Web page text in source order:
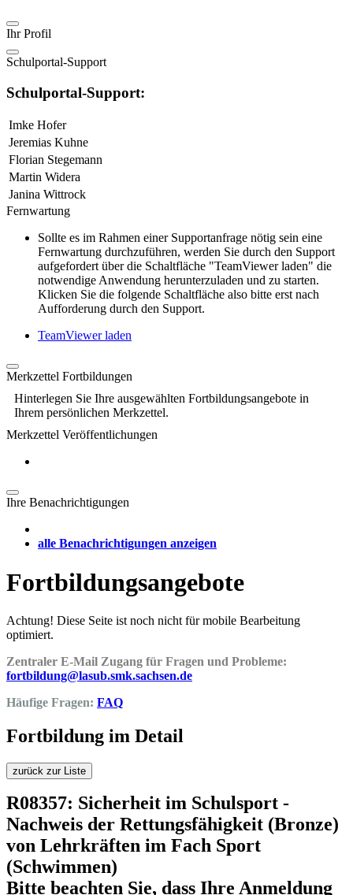
Ihr Profil
Schulportal-Support
Schulportal-Support:
Imke Hofer
Jeremias Kuhne
Florian Stegemann
Martin Widera
Janina Wittrock
Fernwartung
Sollte es im Rahmen einer Supportanfrage nötig sein eine
Fernwartung durchzuführen, werden Sie durch den Support
aufgefordert über die Schaltfläche "TeamViewer laden" die
notwendige Anwendung herunterzuladen und zu starten.
Klicken Sie die folgende Schaltfläche also bitte erst nach
Aufforderung durch den Support.
TeamViewer laden
Merkzettel Fortbildungen
Hinterlegen Sie Ihre ausgewählten Fortbildungsangebote in
Ihrem persönlichen Merkzettel.
Merkzettel Veröffentlichungen
Ihre Benachrichtigungen
alle Benachrichtigungen anzeigen
Fortbildungsangebote
Achtung! Diese Seite ist noch nicht für mobile Bearbeitung
optimiert.
Zentraler E-Mail Zugang für Fragen und Probleme:
fortbildung@lasub.smk.sachsen.de
Häufige Fragen: FAQ
Fortbildung im Detail
zurück zur Liste
R08357: Sicherheit im Schulsport -
Nachweis der Rettungsfähigkeit (Bronze)
von Lehrkräften im Fach Sport
(Schwimmen)
Bitte beachten Sie, dass Ihre Anmeldung